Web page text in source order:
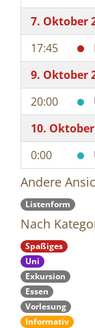
7. Oktober
17:45
9. Oktober
20:00
10.
0:00
Andere
Listenform
Nach
Spaßiges
Uni
Exkursion
Essen
Vorlesung
Informativ